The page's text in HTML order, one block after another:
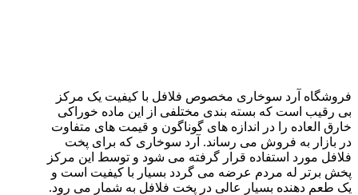
فروشگاه آرد سوخاری مخصوص فلافل با کیفیت یک مرکز
بی رقیب است که بسته بندی مختلفی از این ماده خوراکی
خارق العاده را در اندازه های گوناگون و قیمت های متفاوت
در بازار به فروش می رساند. آرد سوخاری که برای پخت
فلافل مورد استفاده قرار گرفته می شود و توسط این مرکز
پخش برتر له مردم عرضه می گردد بسیار با کیفیت است و
یک طعم دهنده بسیار عالی در پخت فلافل به شمار می رود.